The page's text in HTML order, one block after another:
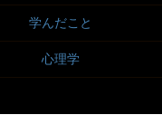
学んだこと
心理学